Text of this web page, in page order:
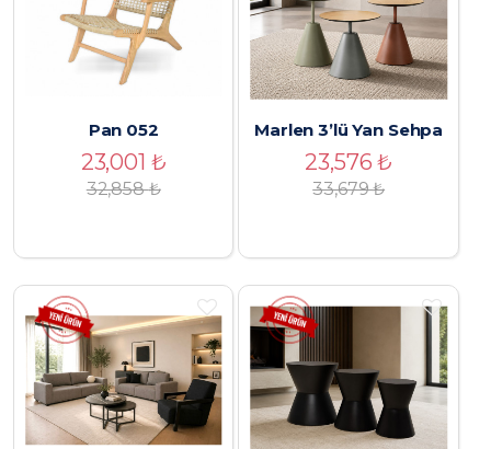
Pan 052
23,001 ₺
32,858₺
Marlen 3’lü Yan Sehpa
23,576₺
33,679₺